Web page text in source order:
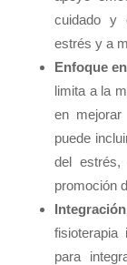
cuidado y
estrés y a
Enfoque
limita a la
en
puede
del
promoción
fisioterapia
para